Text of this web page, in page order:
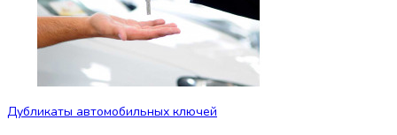
Дубликаты автомобильных ключей